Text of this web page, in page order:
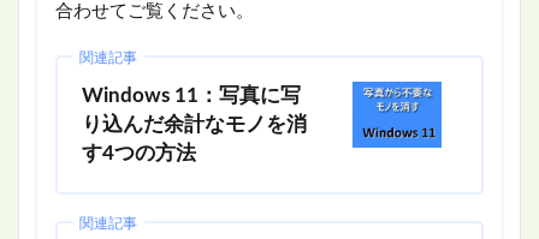
合わせてご覧ください。
関連記事
Windows 11：写真に写
り込んだ余計なモノを消
す4つの方法
関連記事